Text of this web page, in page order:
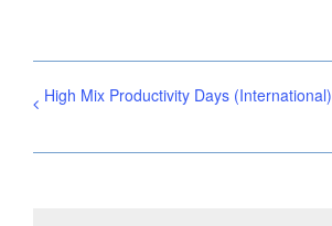
High Mix Productivity Days (International)